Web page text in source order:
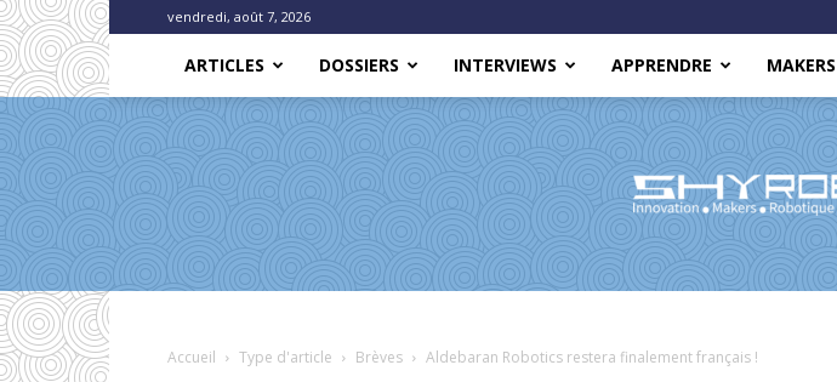
vendredi, août 7, 2026
ARTICLES DOSSIERS INTERVIEWS APPRENDRE MAKERS
Accueil Type d'article Brèves Aldebaran Robotics restera finalement français !